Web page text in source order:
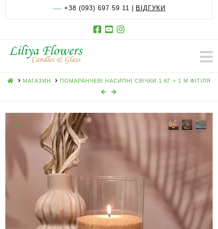
+38 (093) 697 59 11 | ВІДГУКИ
HOMEМАГАЗИН ПОМАРАНЧЕВІ НАСИПНІ СВІЧКИ 1 КГ + 1 М ФІТІЛЯ
🔍